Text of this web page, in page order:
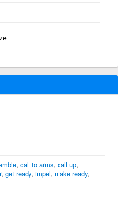
, call to arms, call up,
, get ready, impel, make ready,